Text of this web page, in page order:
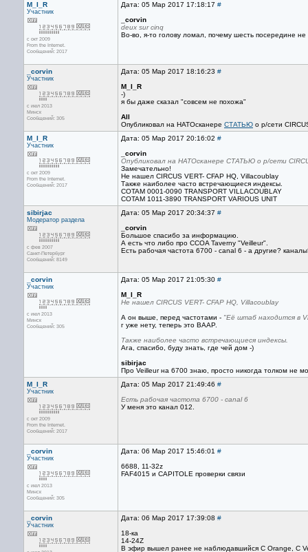
M_I_R
Участник
с окт 2009
From the Internet.
Сообщений: 2017
Дата: 05 Мар 2017 17:18:17 #
_corvin
deux sur cinq
Во-во, я-то голову ломал, почему шесть посередине
_corvin
Участник
с июл 2013
Минск
Сообщений: 305
Дата: 05 Мар 2017 18:16:23 #
M_I_R
-)
я бы даже сказал "совсем не похожа"
All
Опубликовал на НАТОсканере СТАТЬЮ о р/сети
M_I_R
Участник
с окт 2009
From the Internet.
Сообщений: 2017
Дата: 05 Мар 2017 20:16:02 #
_corvin
Опубликовал на НАТОсканере СТАТЬЮ о р/сети
Замечательно!
Не нашел CIRCUS VERT- CFAP HQ, Villacoublay
Также наиболее часто встречающиеся индексы.
COTAM 0001-0090 TRANSPORT VILLACOUBLAY
COTAM 1011-3890 TRANSPORT VARIOUS UNIT
sibirjac
Модератор раздела
с фев 2007
Санкт-Петербург
Сообщений: 8149
Дата: 05 Мар 2017 20:34:37 #
_corvin
Большое спасибо за информацию.
А есть что либо про CCOA Taverny "Veilleur".
Есть рабочая частота 6700 - canal 6 - а другие?
_corvin
Участник
с июл 2013
Минск
Сообщений: 305
Дата: 05 Мар 2017 21:05:30 #
M_I_R
Не нашел CIRCUS VERT- CFAP HQ, Villacoublay
А он выше, перед частотами - "Её штаб находится в
г уже нету, теперь это BAAP.
Также наиболее часто встречающиеся индексы.
Ага, спасибо, буду знать, где чей дом -)
sibirjac
Про Veilleur на 6700 знаю, просто никогда толком не
M_I_R
Участник
с окт 2009
From the Internet.
Сообщений: 2017
Дата: 05 Мар 2017 21:49:46 #
Есть рабочая частота 6700 - canal 6
У меня это канал 012.
_corvin
Участник
с июл 2013
Минск
Сообщений: 305
Дата: 06 Мар 2017 15:46:01 #
6688, 11-32z
FAF4015 и CAPITOLE проверки связи
_corvin
Участник
Дата: 06 Мар 2017 17:39:08 #
18-ка
14-24Z
В эфир вышел ранее не наблюдавшийся C Orange, C